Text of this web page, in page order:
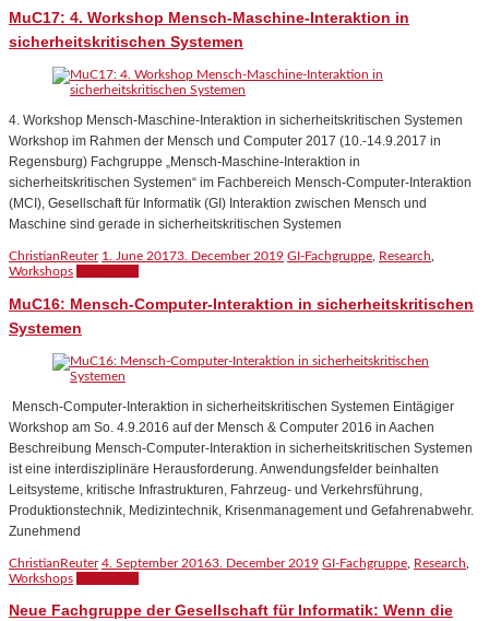
MuC17: 4. Workshop Mensch-Maschine-Interaktion in
sicherheitskritischen Systemen
4. Workshop Mensch-Maschine-Interaktion in sicherheitskritischen Systemen
Workshop im Rahmen der Mensch und Computer 2017 (10.-14.9.2017 in
Regensburg) Fachgruppe „Mensch-Maschine-Interaktion in
sicherheitskritischen Systemen“ im Fachbereich Mensch-Computer-Interaktion
(MCI), Gesellschaft für Informatik (GI) Interaktion zwischen Mensch und
Maschine sind gerade in sicherheitskritischen Systemen
ChristianReuter 1. June 20173. December 2019 GI-Fachgruppe Research
Workshops
MuC16: Mensch-Computer-Interaktion in sicherheitskritischen
Systemen
Mensch-Computer-Interaktion in sicherheitskritischen Systemen Eintägiger
Workshop am So. 4.9.2016 auf der Mensch & Computer 2016 in Aachen
Beschreibung Mensch-Computer-Interaktion in sicherheitskritischen Systemen
ist eine interdisziplinäre Herausforderung. Anwendungsfelder beinhalten
Leitsysteme, kritische Infrastrukturen, Fahrzeug- und Verkehrsführung,
Produktionstechnik, Medizintechnik, Krisenmanagement und Gefahrenabwehr.
Zunehmend
ChristianReuter 4. September 20163. December 2019 GI-Fachgruppe Research
Workshops
Neue Fachgruppe der Gesellschaft für Informatik: Wenn die